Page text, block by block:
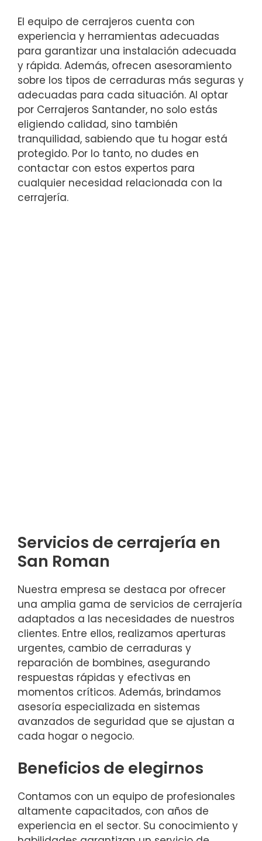
El equipo de cerrajeros cuenta con
experiencia y herramientas adecuadas
para garantizar una instalación adecuada
y rápida. Además, ofrecen asesoramiento
sobre los tipos de cerraduras más seguras y
adecuadas para cada situación. Al optar
por Cerrajeros Santander, no solo estás
eligiendo calidad, sino también
tranquilidad, sabiendo que tu hogar está
protegido. Por lo tanto, no dudes en
contactar con estos expertos para
cualquier necesidad relacionada con la
cerrajería.
Servicios de cerrajería en
San Roman
Nuestra empresa se destaca por ofrecer
una amplia gama de servicios de cerrajería
adaptados a las necesidades de nuestros
clientes. Entre ellos, realizamos aperturas
urgentes, cambio de cerraduras y
reparación de bombines, asegurando
respuestas rápidas y efectivas en
momentos críticos. Además, brindamos
asesoría especializada en sistemas
avanzados de seguridad que se ajustan a
cada hogar o negocio.
Beneficios de elegirnos
Contamos con un equipo de profesionales
altamente capacitados, con años de
experiencia en el sector. Su conocimiento y